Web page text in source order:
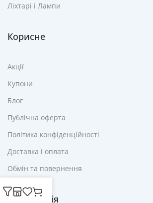
Ліхтарі і Лампи
Корисне
Акції
Купони
Блог
Публічна оферта
Політика конфіденційності
Доставка і оплата
Обмін та повернення
Інформація